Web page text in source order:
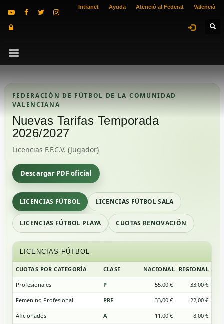
Intranet Ayuda Atenció al Federat Valencià
FEDERACIÓN DE FÚTBOL DE LA COMUNIDAD
VALENCIANA
Nuevas Tarifas Temporada
2026/2027
Licencias F.F.C.V. (Jugador)
Descargar PDF oficial
LICENCIAS FÚTBOL LICENCIAS FÚTBOL SALA
LICENCIAS FÚTBOL PLAYA CUOTAS RENOVACIÓN
LICENCIAS FÚTBOL
CUOTAS POR CATEGORÍA CLASE NACIONAL REGIONAL
Profesionales P 55,00 € 33,00 €
Femenino Profesional PRF 33,00 € 22,00 €
Aficionados A 11,00 € 8,00 €